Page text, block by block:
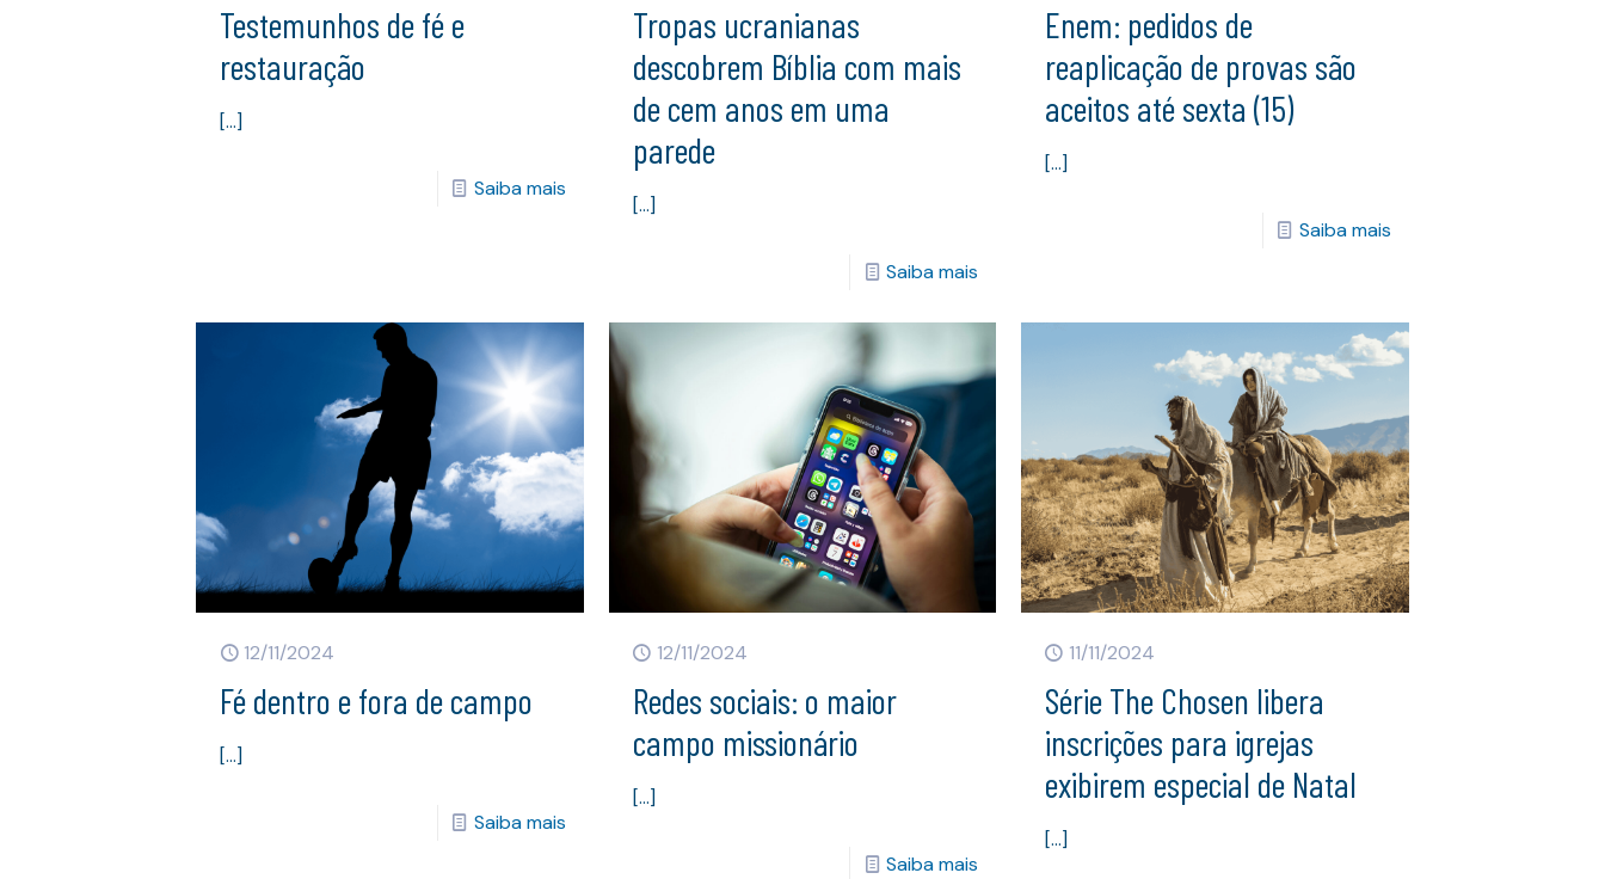
Testemunhos de fé e
restauração
[…]
Saiba mais
Tropas ucranianas
descobrem Bíblia com mais
de cem anos em uma
parede
[…]
Saiba mais
Enem: pedidos de
reaplicação de provas são
aceitos até sexta (15)
[…]
Saiba mais
12/11/2024
Fé dentro e fora de campo
[…]
Saiba mais
12/11/2024
Redes sociais: o maior
campo missionário
[…]
Saiba mais
11/11/2024
Série The Chosen libera
inscrições para igrejas
exibirem especial de Natal
[…]